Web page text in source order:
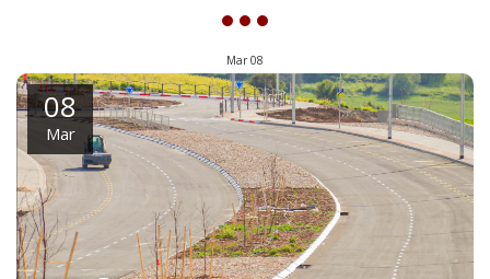
08
Mar
08
Mar